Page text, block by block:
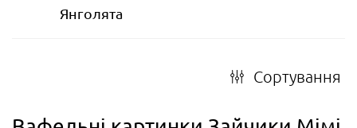
Янголята
Сортування